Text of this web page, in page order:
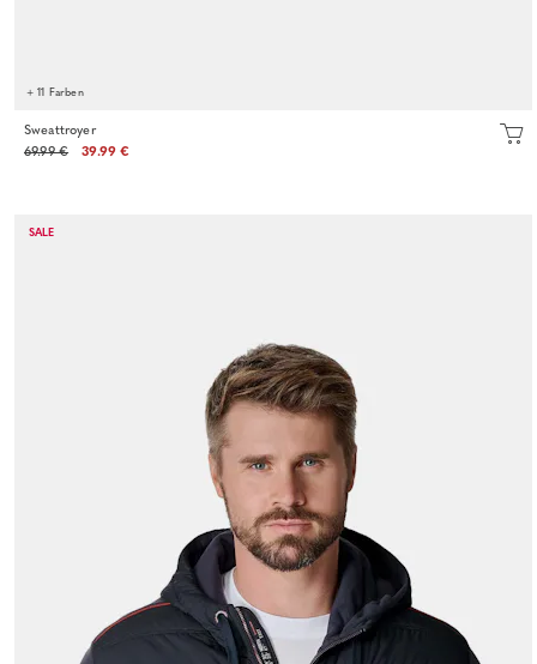
+ 11 Farben
Sweattroyer
69.99 €
39.99 €
SALE